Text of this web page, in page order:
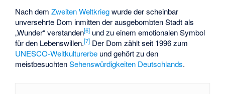
Nach demZweiten Weltkriegwurde der scheinbar
unversehrte Dom inmitten der ausgebombten Stadt als
„Wunder“ verstanden[6] und zu einem emotionalen Symbol
für den Lebenswillen.[7] Der Dom zählt seit 1996 zum
UNESCO-Weltkulturerbe und gehört zu den
meistbesuchtenSehenswürdigkeiten Deutschlands.